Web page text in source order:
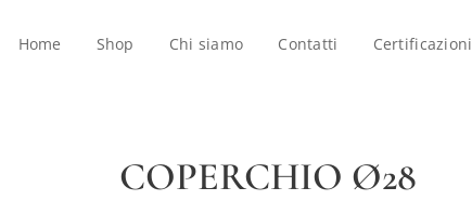
Home Shop Chi siamo Contatti Certificazioni
COPERCHIO Ø28